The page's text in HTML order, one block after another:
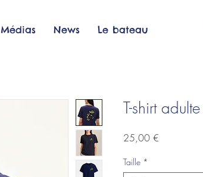
Médias News Le bateau
T-shirt adulte
25,00 €
Taille *